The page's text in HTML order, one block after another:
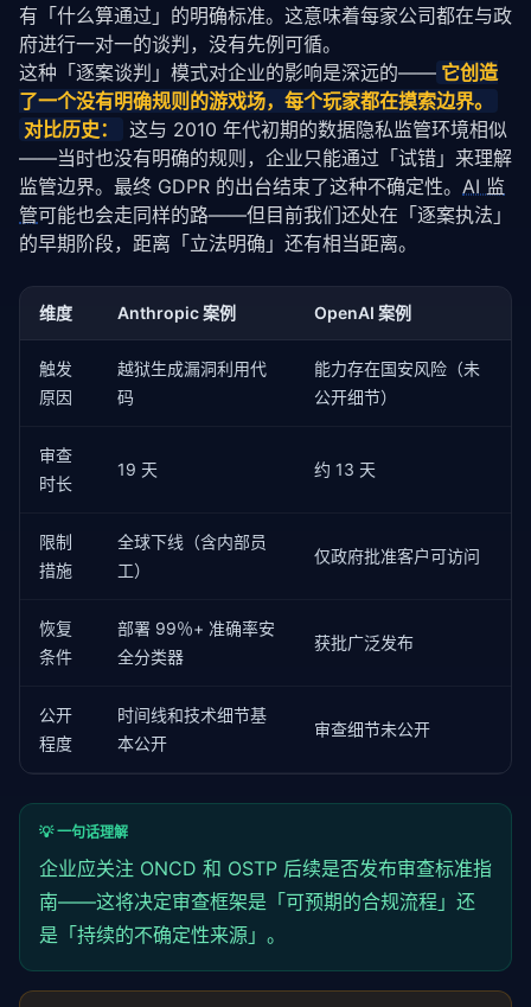
有「什么算通过」的明确标准。这意味着每家公司都在与政
府进行一对一的谈判，没有先例可循。
这种「逐案谈判」模式对企业的影响是深远的—— 它创造
了一个没有明确规则的游戏场，每个玩家都在摸索边界。
对比历史：
这与 2010 年代初期的数据隐私监管环境相似
——当时也没有明确的规则，企业只能通过「试错」来理解
监管边界。最终 GDPR 的出台结束了这种不确定性。 AI 监
管可能也会走同样的路——但目前我们还处在「逐案执法」
的早期阶段，距离「立法明确」还有相当距离。
维度 Anthropic 案例 OpenAI 案例
触发
原因
越狱生成漏洞利用代
码
能力存在国安风险（未
公开细节）
审查
时长
19 天 约 13 天
限制
措施
全球下线（含内部员
工）
仅政府批准客户可访问
恢复
条件
部署 99％+ 准确率安
全分类器
获批广泛发布
公开
程度
时间线和技术细节基
本公开
审查细节未公开
💡 一句话理解
企业应关注 ONCD 和 OSTP 后续是否发布审查标准指
南——这将决定审查框架是「可预期的合规流程」还
是「持续的不确定性来源」。